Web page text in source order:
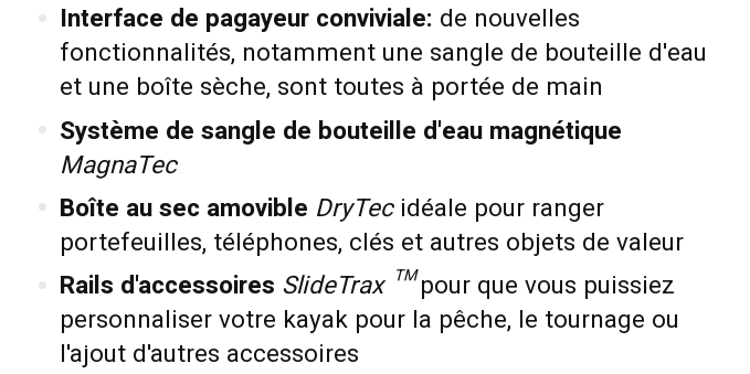
Interface de pagayeur conviviale: de nouvelles
fonctionnalités, notamment une sangle de bouteille d'eau
et une boîte sèche, sont toutes à portée de main
Système de sangle de bouteille d'eau magnétique
MagnaTec
Boîte au sec amovible DryTecidéale pour ranger
portefeuilles, téléphones, clés et autres objets de valeur
Rails d'accessoires SlideTrax ™pour que vous puissiez
personnaliser votre kayak pour la pêche, le tournage ou
l'ajout d'autres accessoires